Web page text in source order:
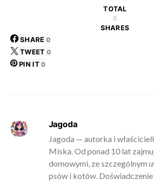
TOTAL
0
SHARES
SHARE 0
TWEET 0
PIN IT 0
Jagoda
Jagoda — autorka i
Miska. Od ponad 10 lat
domowymi, ze szczególnym
psów i kotów. Doświadczenie